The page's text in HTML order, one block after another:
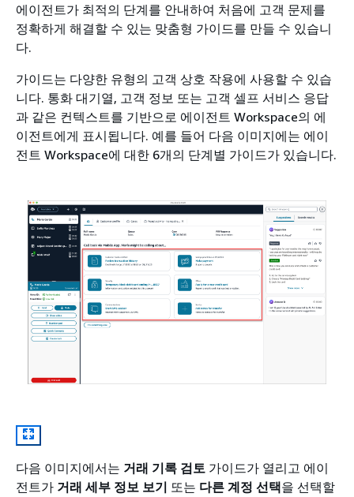
에이전트가 최적의 단계를 안내하여 처음에 고객 문제를
정확하게 해결할 수 있는 맞춤형 가이드를 만들 수 있습니
다.
가이드는 다양한 유형의 고객 상호 작용에 사용할 수 있습
니다. 통화 대기열, 고객 정보 또는 고객 셀프 서비스 응답
과 같은 컨텍스트를 기반으로 에이전트 Workspace의 에
이전트에게 표시됩니다. 예를 들어 다음 이미지에는 에이
전트 Workspace에 대한 6개의 단계별 가이드가 있습니다.
다음 이미지에서는 거래 기록 검토 가이드가 열리고 에이
전트가 거래 세부 정보 보기 또는 다른 계정 선택을 선택할